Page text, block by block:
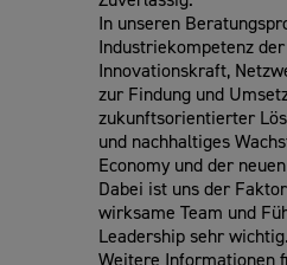
In unseren
Industriekompetenz
Innovationskraft,
zur Findung und
zukunftsorientierter
und nachhaltiges
Economy und der
Dabei ist uns der
wirksame Team und
Leadership sehr wichtig.
Weitere Informationen